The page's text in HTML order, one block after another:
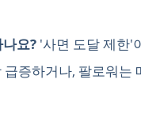
요? '사면 도달 제한'
증하거나, 팔로워